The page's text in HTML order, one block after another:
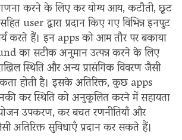
करने के लिए कर योग्य आय, कटौती, छूट
user द्वारा प्रदान किए गए विभिन्न इनपुट
करते हैं। इन apps को आम तौर पर बकाया
का सटीक अनुमान उत्पन्न करने के लिए
स्थिति और अन्य प्रासंगिक विवरण जैसी
होती है। इसके अतिरिक्त, कुछ apps
कर स्थिति को अनुकूलित करने में सहायता
उपकरण, कर बचत रणनीतियाँ और
अतिरिक्त सुविधाएँ प्रदान कर सकते हैं।